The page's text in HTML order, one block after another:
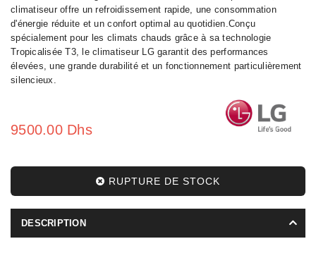
climatiseur offre un refroidissement rapide, une consommation
d'énergie réduite et un confort optimal au quotidien.Conçu
spécialement pour les climats chauds grâce à sa technologie
Tropicalisée T3, le climatiseur LG garantit des performances
élevées, une grande durabilité et un fonctionnement particulièrement
silencieux.
9500.00 Dhs
RUPTURE DE STOCK
DESCRIPTION